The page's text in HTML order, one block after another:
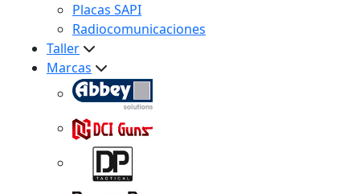
Placas SAPI
Radiocomunicaciones
Taller
Marcas